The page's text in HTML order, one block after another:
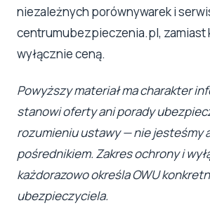
niezależnych porównywarek i
centrumubezpieczenia.pl, zamiast
wyłącznie ceną.
Powyższy materiał ma charakter
stanowi oferty ani porady
rozumieniu ustawy — nie jesteśmy
pośrednikiem. Zakres ochrony i
każdorazowo określa OWU
ubezpieczyciela.